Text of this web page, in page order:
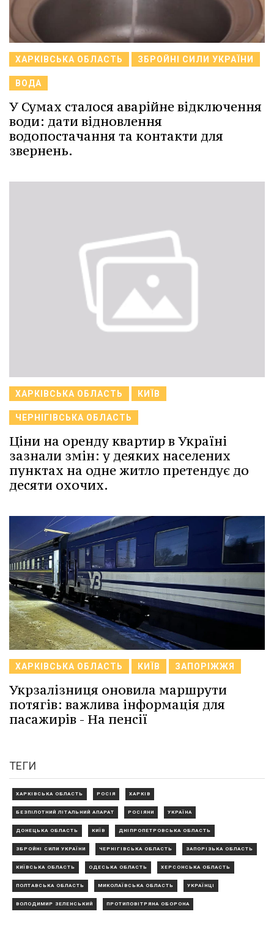
ХАРКІВСЬКА ОБЛАСТЬ ЗБРОЙНІ СИЛИ УКРАЇНИ
ВОДА
У Сумах сталося аварійне відключення
води: дати відновлення
водопостачання та контакти для
звернень.
ХАРКІВСЬКА ОБЛАСТЬ КИЇВ
ЧЕРНІГІВСЬКА ОБЛАСТЬ
Ціни на оренду квартир в Україні
зазнали змін: у деяких населених
пунктах на одне житло претендує до
десяти охочих.
ХАРКІВСЬКА ОБЛАСТЬ КИЇВ ЗАПОРІЖЖЯ
Укрзалізниця оновила маршрути
потягів: важлива інформація для
пасажирів - На пенсії
ТЕГИ
ХАРКІВСЬКА ОБЛАСТЬ РОСІЯ ХАРКІВ
БЕЗПІЛОТНИЙ ЛІТАЛЬНИЙ АПАРАТ РОСІЯНИ УКРАЇНА
ДОНЕЦЬКА ОБЛАСТЬ КИЇВ ДНІПРОПЕТРОВСЬКА ОБЛАСТЬ
ЗБРОЙНІ СИЛИ УКРАЇНИ ЧЕРНІГІВСЬКА ОБЛАСТЬ ЗАПОРІЗЬКА ОБЛАСТЬ
КИЇВСЬКА ОБЛАСТЬ ОДЕСЬКА ОБЛАСТЬ ХЕРСОНСЬКА ОБЛАСТЬ
ПОЛТАВСЬКА ОБЛАСТЬ МИКОЛАЇВСЬКА ОБЛАСТЬ УКРАЇНЦІ
ВОЛОДИМИР ЗЕЛЕНСЬКИЙ ПРОТИПОВІТРЯНА ОБОРОНА